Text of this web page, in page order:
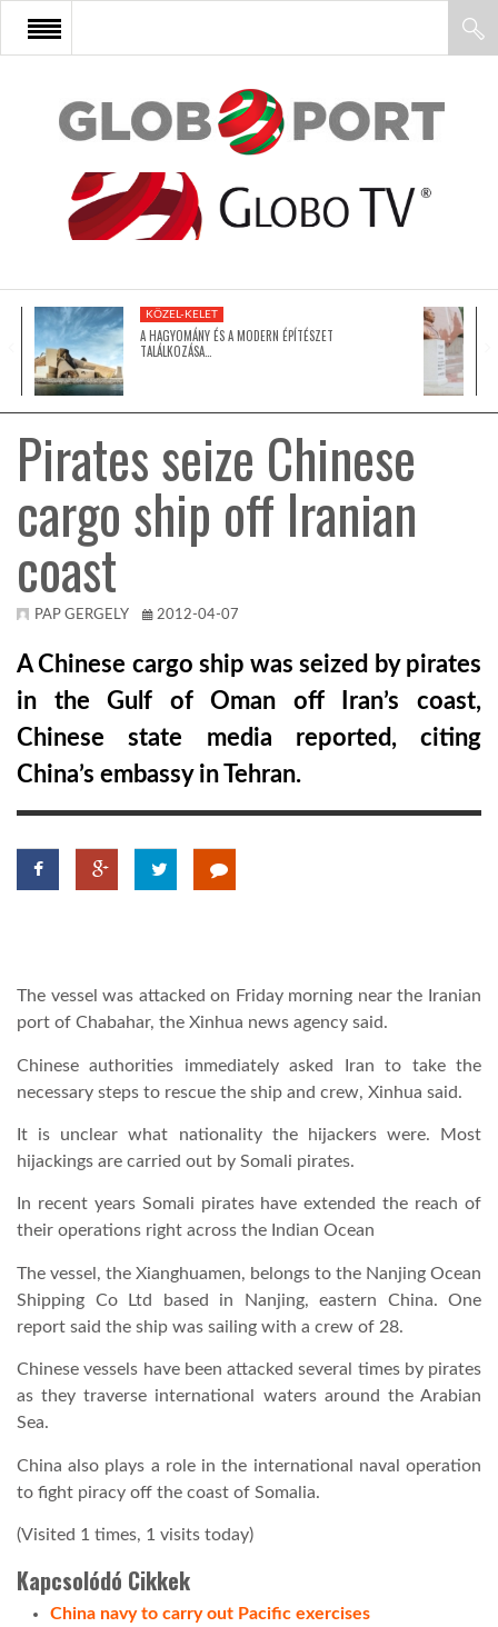
FŐOLDAL
AFRIKA
ÁZSIA
LATIN-AMERIKA
KÖZEL-KELET
AUSZTRÁLIA
A VILÁG ITTHON
LINKTR.EE
GLOBOZSARU
DOBRAVERO.HU
LATIMO.HU
GLOBOBOOK
KÖZEL-KELET
A HAGYOMÁNY ÉS A MODERN ÉPÍTÉSZET
TALÁLKOZÁSA…
Pirates seize Chinese
cargo ship off Iranian
coast
PAP GERGELY 2012-04-07
A Chinese cargo ship was seized by pirates
in the Gulf of Oman off Iran’s coast,
Chinese state media reported, citing
China’s embassy in Tehran.
The vessel was attacked on Friday morning near the Iranian
port of Chabahar, the Xinhua news agency said.
Chinese authorities immediately asked Iran to take the
necessary steps to rescue the ship and crew, Xinhua said.
It is unclear what nationality the hijackers were. Most
hijackings are carried out by Somali pirates.
In recent years Somali pirates have extended the reach of
their operations right across the Indian Ocean
The vessel, the Xianghuamen, belongs to the Nanjing Ocean
Shipping Co Ltd based in Nanjing, eastern China. One
report said the ship was sailing with a crew of 28.
Chinese vessels have been attacked several times by pirates
as they traverse international waters around the Arabian
Sea.
China also plays a role in the international naval operation
to fight piracy off the coast of Somalia.
(Visited 1 times, 1 visits today)
Kapcsolódó Cikkek
China navy to carry out Pacific exercises